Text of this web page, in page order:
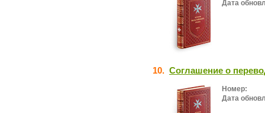
Дата
10. Соглашение о
Номер:
Дата